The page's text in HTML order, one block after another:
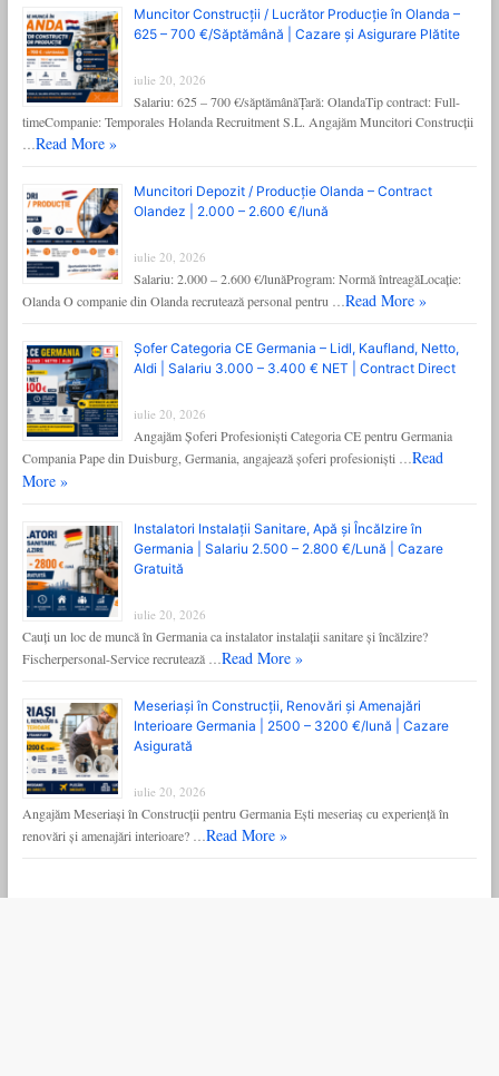
Muncitor Construcții / Lucrător Producție în Olanda –
625 – 700 €/Săptămână | Cazare și Asigurare Plătite
iulie 20, 2026
Salariu: 625 – 700 €/săptămânăȚară: OlandaTip contract: Full-
timeCompanie: Temporales Holanda Recruitment S.L. Angajăm Muncitori Construcții
Read More »
Muncitori Depozit / Producție Olanda – Contract
Olandez | 2.000 – 2.600 €/lună
iulie 20, 2026
Salariu: 2.000 – 2.600 €/lunăProgram: Normă întreagăLocație:
Olanda O companie din Olanda recrutează personal pentru … Read More »
Șofer Categoria CE Germania – Lidl, Kaufland, Netto,
Aldi | Salariu 3.000 – 3.400 € NET | Contract Direct
iulie 20, 2026
Angajăm Șoferi Profesioniști Categoria CE pentru Germania
Compania Pape din Duisburg, Germania, angajează șoferi profesioniști … Read
More »
Instalatori Instalații Sanitare, Apă și Încălzire în
Germania | Salariu 2.500 – 2.800 €/Lună | Cazare
Gratuită
iulie 20, 2026
Cauți un loc de muncă în Germania ca instalator instalații sanitare și încălzire?
Fischerpersonal-Service recrutează … Read More »
Meseriași în Construcții, Renovări și Amenajări
Interioare Germania | 2500 – 3200 €/lună | Cazare
Asigurată
iulie 20, 2026
Angajăm Meseriași în Construcții pentru Germania Ești meseriaș cu experiență în
renovări și amenajări interioare? … Read More »